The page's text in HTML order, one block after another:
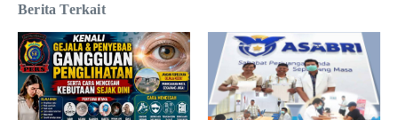
Berita Terkait